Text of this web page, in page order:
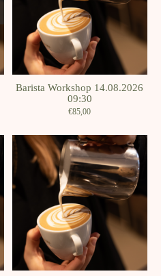
Barista Workshop 14.08.2026
09:30
€85,00